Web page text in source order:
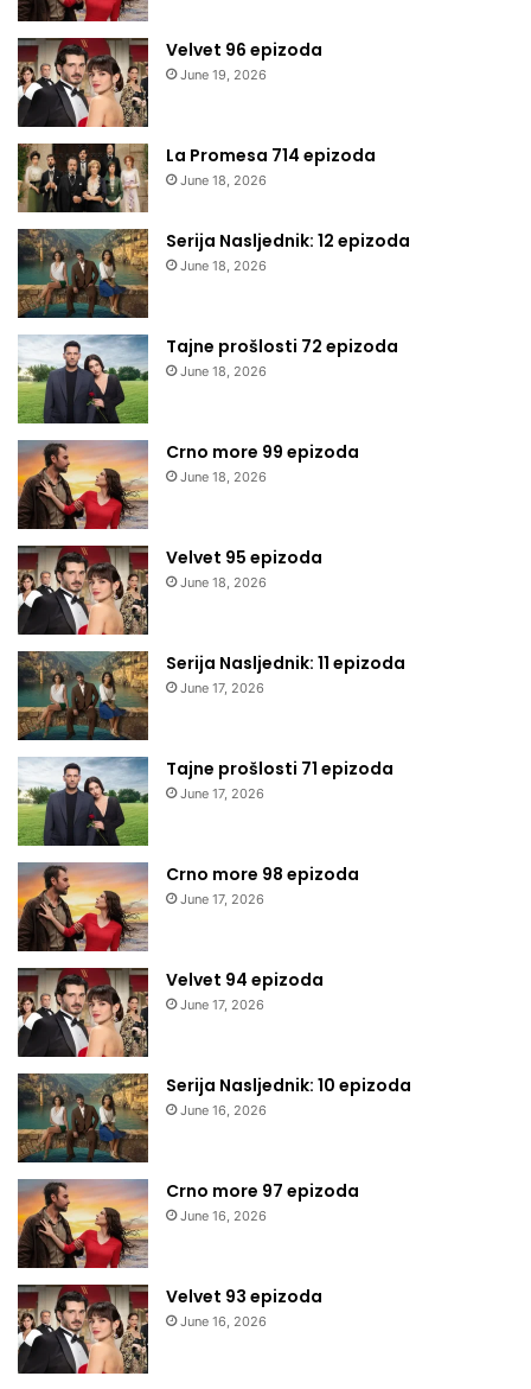
Velvet 96 epizoda
June 19, 2026
La Promesa 714 epizoda
June 18, 2026
Serija Nasljednik: 12 epizoda
June 18, 2026
Tajne prošlosti 72 epizoda
June 18, 2026
Crno more 99 epizoda
June 18, 2026
Velvet 95 epizoda
June 18, 2026
Serija Nasljednik: 11 epizoda
June 17, 2026
Tajne prošlosti 71 epizoda
June 17, 2026
Crno more 98 epizoda
June 17, 2026
Velvet 94 epizoda
June 17, 2026
Serija Nasljednik: 10 epizoda
June 16, 2026
Crno more 97 epizoda
June 16, 2026
Velvet 93 epizoda
June 16, 2026